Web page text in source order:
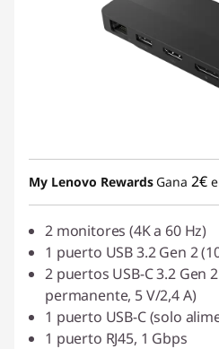
My Lenovo Rewards Gana 2€
2 monitores (4K a 60 Hz)
1 puerto USB 3.2 Gen 2
2 puertos USB-C 3.2 Gen
permanente, 5 V/2,4 A)
1 puerto USB-C (solo
1 puerto RJ45, 1 Gbps